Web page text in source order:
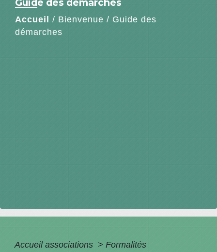
Guide des démarches
Accueil / Bienvenue / Guide des
démarches
Accueil associations > Formalités